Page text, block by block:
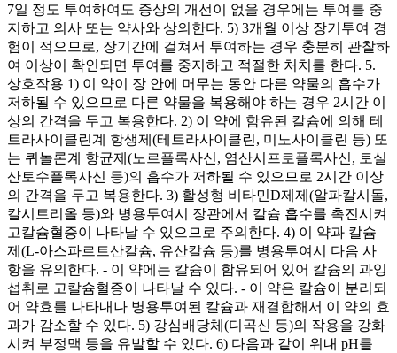
7일 정도 투여하여도 증상의 개선이 없을 경우에는 투여를 중
지하고 의사 또는 약사와 상의한다. 5) 3개월 이상 장기투여 경
험이 적으므로, 장기간에 걸쳐서 투여하는 경우 충분히 관찰하
여 이상이 확인되면 투여를 중지하고 적절한 처치를 한다. 5.
상호작용 1) 이 약이 장 안에 머무는 동안 다른 약물의 흡수가
저하될 수 있으므로 다른 약물을 복용해야 하는 경우 2시간 이
상의 간격을 두고 복용한다. 2) 이 약에 함유된 칼슘에 의해 테
트라사이클린계 항생제(테트라사이클린, 미노사이클린 등) 또
는 퀴놀론계 항균제(노르플록사신, 염산시프로플록사신, 토실
산토수플록사신 등)의 흡수가 저하될 수 있으므로 2시간 이상
의 간격을 두고 복용한다. 3) 활성형 비타민D제제(알파칼시돌,
칼시트리올 등)와 병용투여시 장관에서 칼슘 흡수를 촉진시켜
고칼슘혈증이 나타날 수 있으므로 주의한다. 4) 이 약과 칼슘
제(L-아스파르트산칼슘, 유산칼슘 등)를 병용투여시 다음 사
항을 유의한다. - 이 약에는 칼슘이 함유되어 있어 칼슘의 과잉
섭취로 고칼슘혈증이 나타날 수 있다. - 이 약은 칼슘이 분리되
어 약효를 나타내나 병용투여된 칼슘과 재결합해서 이 약의 효
과가 감소할 수 있다. 5) 강심배당체(디곡신 등)의 작용을 강화
시켜 부정맥 등을 유발할 수 있다. 6) 다음과 같이 위내 pH를